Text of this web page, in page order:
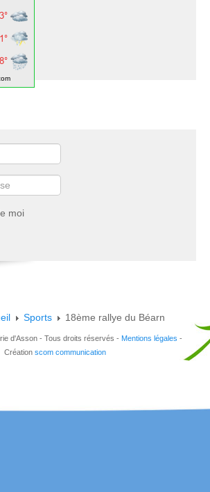
moi
Sports 18ème rallye du Béarn
d'Asson - Tous droits réservés - Mentions légales -
Création scom communication